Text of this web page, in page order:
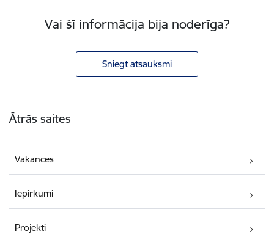
Vai šī informācija bija noderīga?
Sniegt atsauksmi
Ātrās saites
Vakances
Iepirkumi
Projekti